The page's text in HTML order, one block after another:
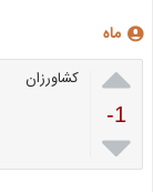
ماه

-1

کشاورزان